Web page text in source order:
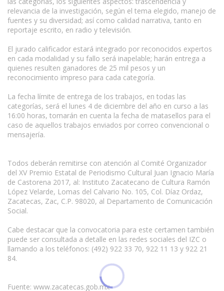
relevancia de la investigación, según el tema elegido, manejo de
fuentes y su diversidad; así como calidad narrativa, tanto en
reportaje escrito, en radio y televisión.
El jurado calificador estará integrado por reconocidos expertos
en cada modalidad y su fallo será inapelable; harán entrega a
quienes resulten ganadores de 25 mil pesos y un
reconocimiento impreso para cada categoría.
La fecha límite de entrega de los trabajos, en todas las
categorías, será el lunes 4 de diciembre del año en curso a las
16:00 horas, tomarán en cuenta la fecha de matasellos para el
caso de aquellos trabajos enviados por correo convencional o
mensajería.
Todos deberán remitirse con atención al Comité Organizador
del XV Premio Estatal de Periodismo Cultural Juan Ignacio María
de Castorena 2017, al: Instituto Zacatecano de Cultura Ramón
López Velarde, Lomas del Calvario No. 105, Col. Díaz Ordaz,
Zacatecas, Zac, C.P. 98020, al Departamento de Comunicación
Social.
Cabe destacar que la convocatoria para este certamen también
puede ser consultada a detalle en las redes sociales del IZC o
llamando a los teléfonos: (492) 922 33 70, 922 11 13 y 922 21
84.
Fuente: www.zacatecas.gob.mx